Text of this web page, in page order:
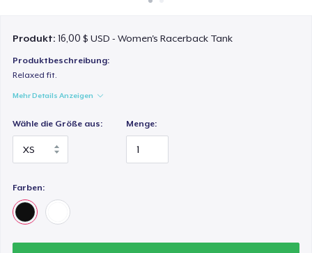
Produkt:16,00 $ USD - Women's Racerback Tank
Produktbeschreibung:
Relaxed fit.
Mehr Details Anzeigen
Wähle die Größe aus: Menge:
Farben: